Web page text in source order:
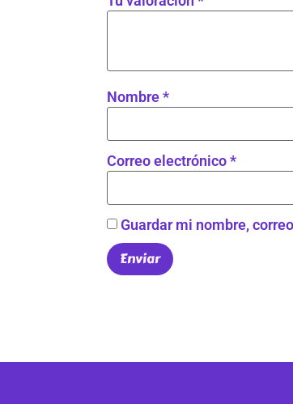
Nombre*
Correo electrónico*
Guardar mi nombre,